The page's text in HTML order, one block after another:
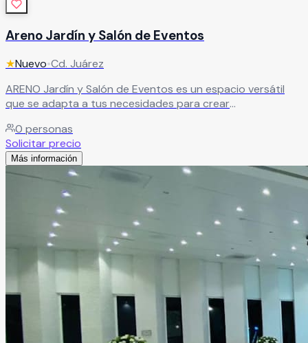
Areno Jardín y Salón de Eventos
★Nuevo•Cd. Juárez
ARENO Jardín y Salón de Eventos es un espacio versátil
que se adapta a tus necesidades para crear
eventos sociales, combina áreas de jardín y salón para
ofrecer una experiencia única y personalizada.
0 personas
Solicitar precio
Más información